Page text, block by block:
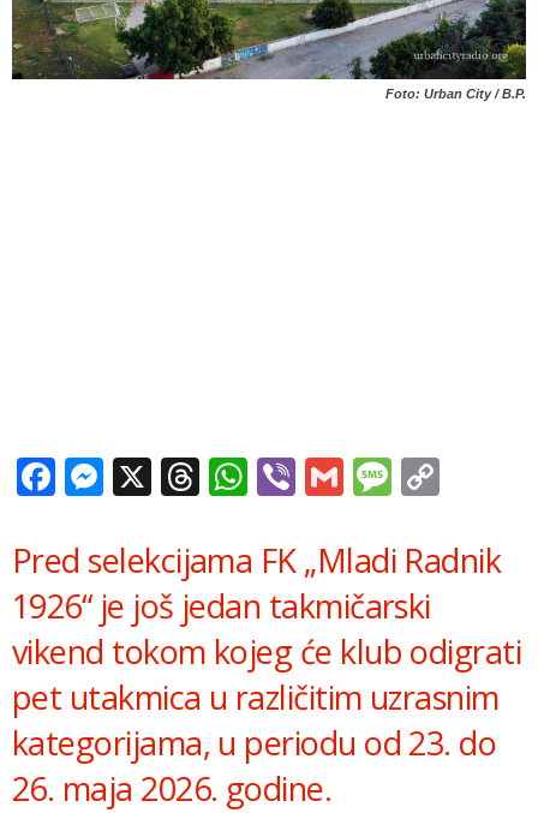
Foto: Urban City / B.P.
Facebook
Messenger
X Threads
WhatsApp
ViberGmail
Pred selekcijama FK „Mladi Radnik
1926“ je još jedan takmičarski
vikend tokom kojeg će klub odigrati
pet utakmica u različitim uzrasnim
kategorijama, u periodu od 23. do
26. maja 2026. godine.